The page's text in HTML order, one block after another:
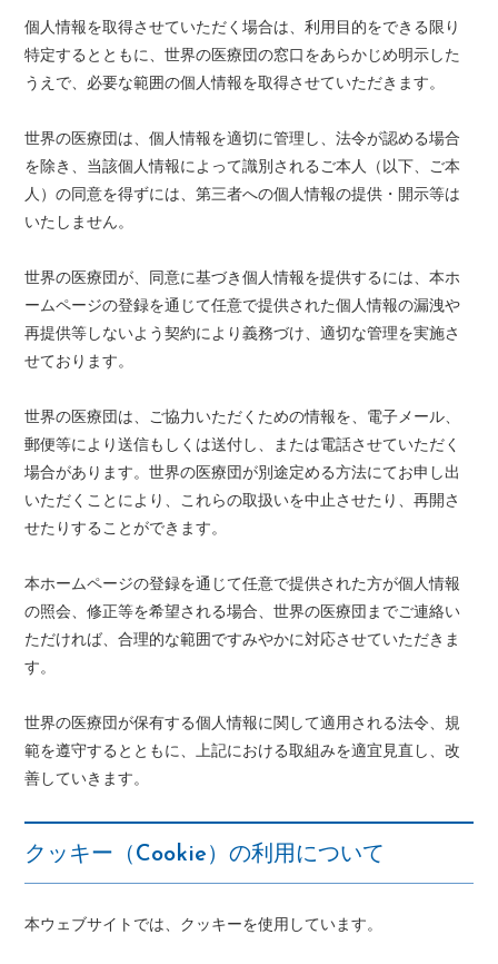
個人情報を取得させていただく場合は、利用目的をできる限り
特定するとともに、世界の医療団の窓口をあらかじめ明示した
うえで、必要な範囲の個人情報を取得させていただきます。
世界の医療団は、個人情報を適切に管理し、法令が認める場合
を除き、当該個人情報によって識別されるご本人（以下、ご本
人）の同意を得ずには、第三者への個人情報の提供・開示等は
いたしません。
世界の医療団が、同意に基づき個人情報を提供するには、本ホ
ームページの登録を通じて任意で提供された個人情報の漏洩や
再提供等しないよう契約により義務づけ、適切な管理を実施さ
せております。
世界の医療団は、ご協力いただくための情報を、電子メール、
郵便等により送信もしくは送付し、または電話させていただく
場合があります。世界の医療団が別途定める方法にてお申し出
いただくことにより、これらの取扱いを中止させたり、再開さ
せたりすることができます。
本ホームページの登録を通じて任意で提供された方が個人情報
の照会、修正等を希望される場合、世界の医療団までご連絡い
ただければ、合理的な範囲ですみやかに対応させていただきま
す。
世界の医療団が保有する個人情報に関して適用される法令、規
範を遵守するとともに、上記における取組みを適宜見直し、改
善していきます。
クッキー（Cookie）の利用について
本ウェブサイトでは、クッキーを使用しています。